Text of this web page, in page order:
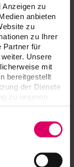
Anzeigen zu
anbieten
zu
zu Ihrer
Partner für
Unsere
mit
bereitgestellt
der Dienste
zu unseren